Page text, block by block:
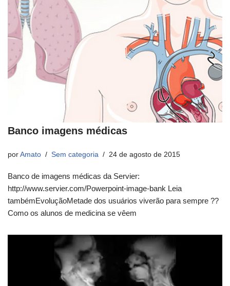
Banco imagens médicas
por Amato Sem categoria 24 de agosto de 2015
Banco de imagens médicas da Servier:
http://www.servier.com/Powerpoint-image-bank Leia
tambémEvoluçãoMetade dos usuários viverão para sempre ??
Como os alunos de medicina se vêem